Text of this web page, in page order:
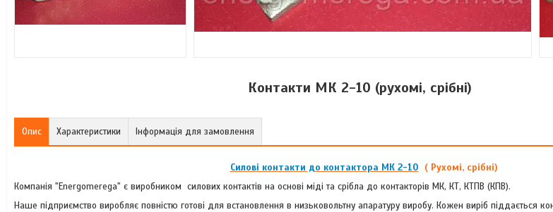
Контакти МК 2-10 (рухомі, срібні)
Опис Характеристики Інформація для замовлення
Силові контакти до контактора МК 2-10 ( Рухомі, срібні)
Компанія "Energomerega" є виробником силових контактів на основі міді та срібла до контакторів МК, КТ, КТПВ (КПВ).
Наше підприємство виробляє повністю готові для встановлення в низьковольтну апаратуру виробу. Кожен виріб піддається